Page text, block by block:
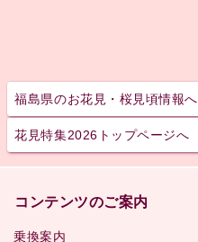
福島県のお花見・桜見頃情報へ
花見特集2026トップページへ
コンテンツのご案内
乗換案内